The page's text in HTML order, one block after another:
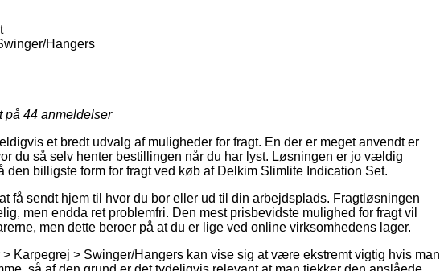
Hangers
på 44 anmeldelser
et bredt udvalg af muligheder for fragt. En der er meget anvendt er
du så selv henter bestillingen når du har lyst. Løsningen er jo vældig
billigste form for fragt ved køb af Delkim Slimlite Indication Set.
få sendt hjem til hvor du bor eller ud til din arbejdsplads. Fragtløsningen
men endda ret problemfri. Den mest prisbevidste mulighed for fragt vil
men dette beroer på at du er lige ved online virksomhedens lager.
Karpegrej > Swinger/Hangers kan vise sig at være ekstremt vigtig hvis man